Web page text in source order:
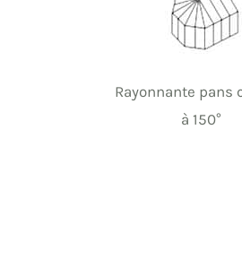
Rayonnante pans
à 150°